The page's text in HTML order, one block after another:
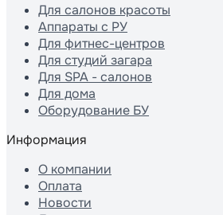
Для салонов красоты
Аппараты с РУ
Для фитнес-центров
Для студий загара
Для SPA - салонов
Для дома
Оборудование БУ
Информация
О компании
Оплата
Новости